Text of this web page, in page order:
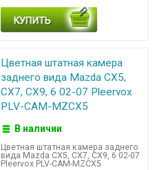
Цветная штатная камера
заднего вида Mazda CX5,
CX7, CX9, 6 02-07 Pleervox
PLV-CAM-MZCX5
В наличии
Цветная штатная камера заднего
вида Mazda CX5, CX7, CX9, 6 02-07
Pleervox PLV-CAM-MZCX5